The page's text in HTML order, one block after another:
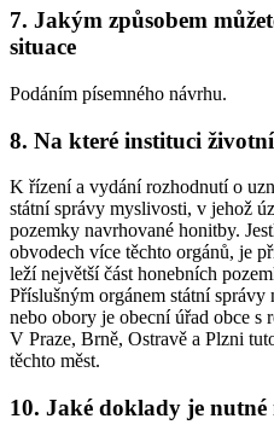
7. Jakým způsobem
situace
Podáním písemného návrhu.
8. Na které instituci
K řízení a vydání rozhodnutí o
státní správy myslivosti, v jehož
pozemky navrhované honitby.
obvodech více těchto orgánů, je
leží největší část honebních
Příslušným orgánem státní
nebo obory je obecní úřad obce s
V Praze, Brně, Ostravě a Plzni
těchto měst.
10. Jaké doklady je nutné